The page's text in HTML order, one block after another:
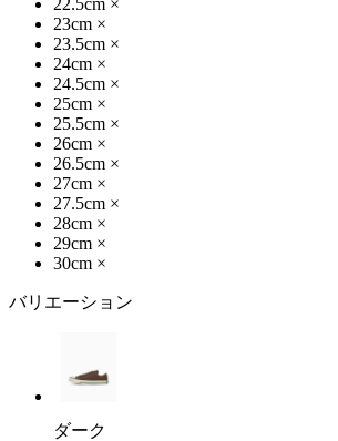
22.5cm ×
23cm ×
23.5cm ×
24cm ×
24.5cm ×
25cm ×
25.5cm ×
26cm ×
26.5cm ×
27cm ×
27.5cm ×
28cm ×
29cm ×
30cm ×
バリエーション
ダーク